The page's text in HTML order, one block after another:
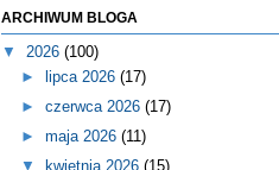
ARCHIWUM BLOGA
▼ 2026 (100)
►
lipca 2026 (17)
► czerwca 2026 (17)
► maja 2026 (11)
▼ kwietnia 2026 (15)